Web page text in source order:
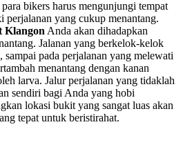
bikers harus mengunjungi tempat
yang cukup menantang.
Klangon Anda akan dihadapkan
Jalanan yang berkelok-kelok
pada perjalanan yang melewati
menantang dengan kanan
larva. Jalur perjalanan yang tidaklah
sendiri bagi Anda yang hobi
lokasi bukit yang sangat luas akan
tepat untuk beristirahat.